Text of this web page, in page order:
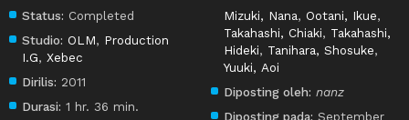
Status: Completed
Studio: OLM, Production
I.G, Xebec
Dirilis: 2011
Durasi: 1 hr. 36 min.
Mizuki, Nana, Ootani, Ikue,
Takahashi, Chiaki, Takahashi,
Hideki, Tanihara, Shosuke,
Yuuki, Aoi
Diposting oleh: nanz
Diposting pada: September